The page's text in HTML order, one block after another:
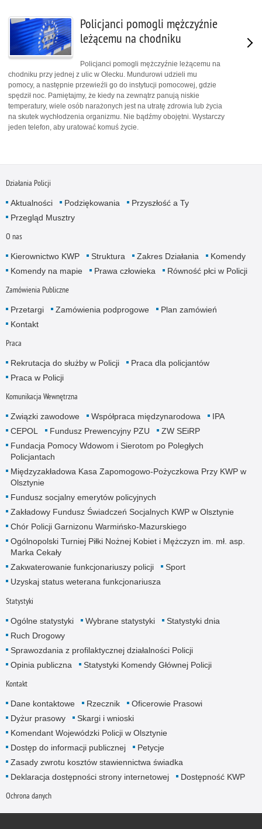
Policjanci pomogli mężczyźnie
leżącemu na chodniku
Policjanci pomogli mężczyźnie leżącemu na
chodniku przy jednej z ulic w Olecku. Mundurowi udzieli mu
pomocy, a następnie przewieźli go do instytucji pomocowej, gdzie
spędził noc. Pamiętajmy, że kiedy na zewnątrz panują niskie
temperatury, wiele osób narażonych jest na utratę zdrowia lub życia
na skutek wychłodzenia organizmu. Nie bądźmy obojętni. Wystarczy
jeden telefon, aby uratować komuś życie.
Działania Policji
Aktualności Podziękowania
Przyszłość a Ty
Przegląd Musztry
O nas
Kierownictwo KWP Struktura Zakres Działania
Komendy
Komendy na mapie
Prawa człowieka Równość płci w Policji
Zamówienia Publiczne
Przetargi Zamówienia podprogowe
Plan zamówień
Kontakt
Praca
Rekrutacja do służby w Policji
Praca dla policjantów
Praca w Policji
Komunikacja Wewnętrzna
Związki zawodowe Współpraca międzynarodowa
IPA
CEPOL
Fundusz Prewencyjny PZU
ZW SEiRP
Fundacja Pomocy Wdowom i Sierotom po Poległych
Policjantach
Międzyzakładowa Kasa Zapomogowo-Pożyczkowa Przy KWP w
Olsztynie
Fundusz socjalny emerytów policyjnych
Zakładowy Fundusz Świadczeń Socjalnych KWP w Olsztynie
Chór Policji Garnizonu Warmińsko-Mazurskiego
Ogólnopolski Turniej Piłki Nożnej Kobiet i Mężczyzn im. mł. asp.
Marka Cekały
Zakwaterowanie funkcjonariuszy policji
Sport
Uzyskaj status weterana funkcjonariusza
Statystyki
Ogólne statystyki Wybrane statystyki
Statystyki dnia
Ruch Drogowy
Sprawozdania z profilaktycznej działalności Policji
Opinia publiczna
Statystyki Komendy Głównej Policji
Kontakt
Dane kontaktowe Rzecznik
Oficerowie Prasowi
Dyżur prasowy
Skargi i wnioski
Komendant Wojewódzki Policji w Olsztynie
Dostęp do informacji publicznej
Petycje
Zasady zwrotu kosztów stawiennictwa świadka
Deklaracja dostępności strony internetowej
Dostępność KWP
Ochrona danych